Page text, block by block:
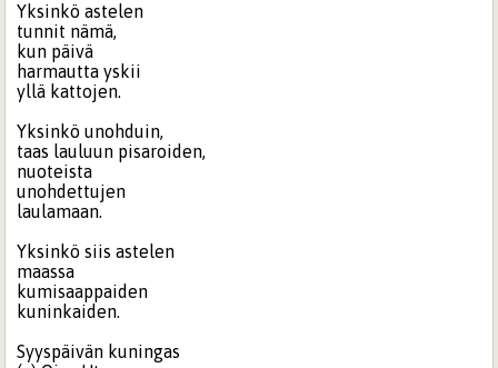
Yksinkö astelen
tunnit nämä,
kun päivä
harmautta yskii
yllä kattojen.
Yksinkö unohduin,
taas lauluun pisaroiden,
nuoteista
unohdettujen
laulamaan.
Yksinkö siis astelen
maassa
kumisaappaiden
kuninkaiden.
Syyspäivän kuningas